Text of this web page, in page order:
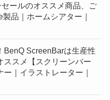
ールのオススメ商品、ご
品｜ホームシアター｜
BenQ ScreenBarは生産性
ススメ【スクリーンバー
ー｜イラストレーター｜